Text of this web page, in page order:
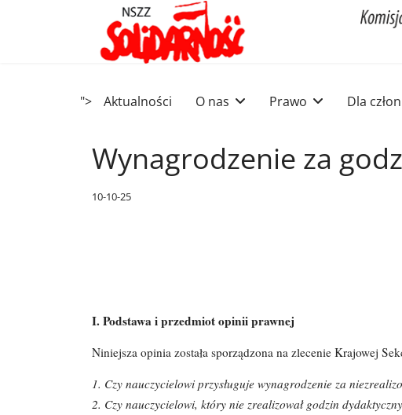
"> Aktualności O nas Prawo Dla
Wynagrodzenie za
10-10-25
I. Podstawa i przedmiot opinii prawnej
Niniejsza opinia została sporządzona na zlecenie Krajowej
1. Czy nauczycielowi przysługuje wynagrodzenie za
2. Czy nauczycielowi, który nie zrealizował godzin